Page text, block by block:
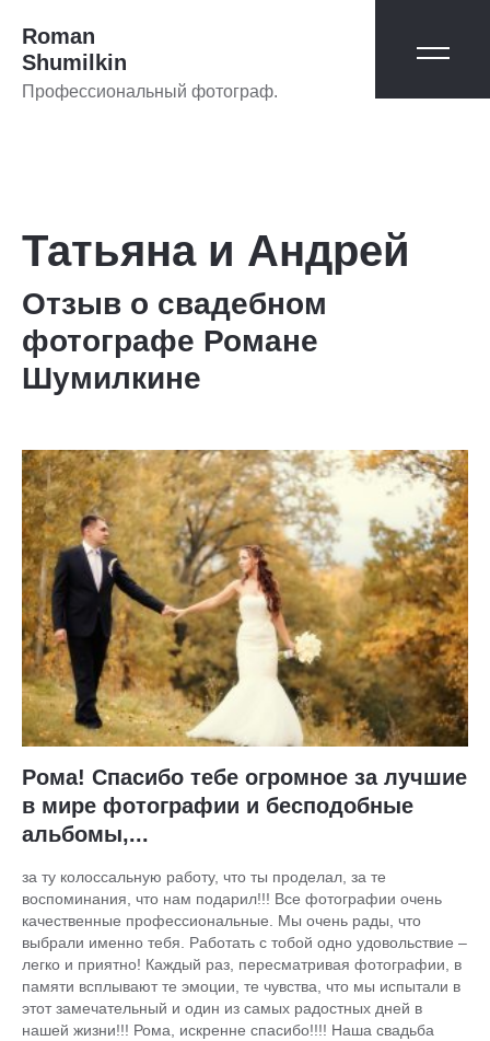
Roman
Shumilkin
Профессиональный фотограф.
Татьяна и Андрей
Отзыв о свадебном
фотографе Романе
Шумилкине
Рома! Спасибо тебе огромное за лучшие
в мире фотографии и бесподобные
альбомы,...
за ту колоссальную работу, что ты проделал, за те
воспоминания, что нам подарил!!! Все фотографии очень
качественные профессиональные. Мы очень рады, что
выбрали именно тебя. Работать с тобой одно удовольствие –
легко и приятно! Каждый раз, пересматривая фотографии, в
памяти всплывают те эмоции, те чувства, что мы испытали в
этот замечательный и один из самых радостных дней в
нашей жизни!!! Рома, искренне спасибо!!!! Наша свадьба